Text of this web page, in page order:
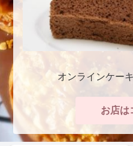
オンラインケー
お店は